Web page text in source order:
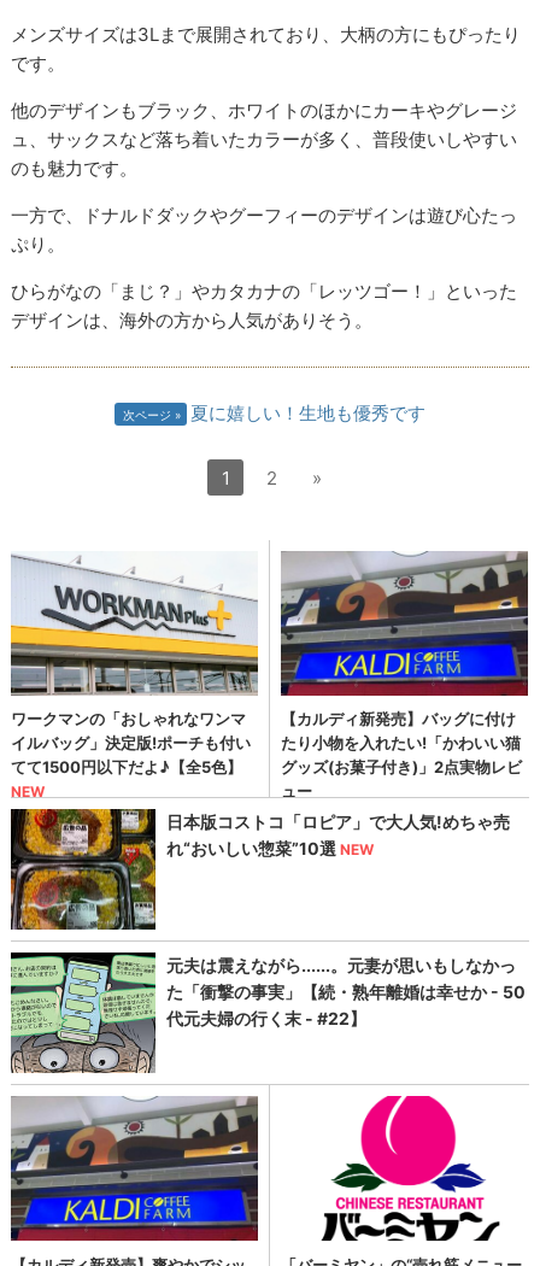
メンズサイズは3Lまで展開されており、大柄の方にもぴったり
です。
他のデザインもブラック、ホワイトのほかにカーキやグレージ
ュ、サックスなど落ち着いたカラーが多く、普段使いしやすい
のも魅力です。
一方で、ドナルドダックやグーフィーのデザインは遊び心たっ
ぷり。
ひらがなの「まじ？」やカタカナの「レッツゴー！」といった
デザインは、海外の方から人気がありそう。
次ページ 夏に嬉しい！生地も優秀です
1 2 »